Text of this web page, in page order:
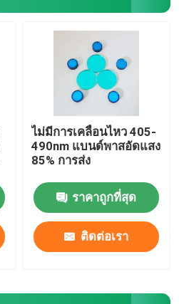
ไม่มีการเคลื่อนไหว 405-
490nm แบนด์พาสอัดแสง
85% การส่ง
ราคาถูกที่สุด
ติดต่อเรา